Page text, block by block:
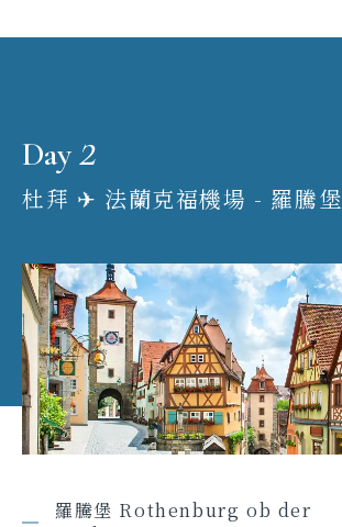
Day2
杜拜 ✈︎ 法蘭克福機場 - 羅騰堡
羅騰堡 Rothenburg ob der